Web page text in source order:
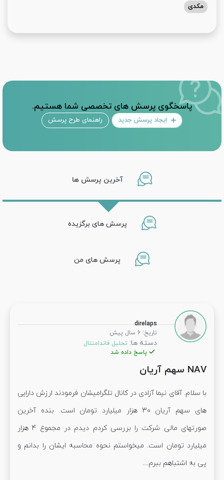
مکدی
پاسخگوی پرسش های تخصصی شما هستیم.
ایجاد پرسش جدید راهنمای طرح پرسش
آخرین پرسش ها
پرسش های برگزیده
پرسش های من
direlaps
تاریخ: 6 سال پیش
دسته ها: تحلیل فاندامنتال
پاسخ داده شد
NAV سهم آریان
با سلام. آقای نیما آزادی در کانال تلگرامیشان فرمودند ارزش دارایی
های سهم آریان 30 هزار میلیارد تومان است. بنده آخرین
صورتهای مالی شرکت را بررسی کردم دیدم در مجموع 4 هزار
میلیارد تومان است. میخواستم نحوه محاسبه ایشان را بدانم و
پی به اشتباهم ببرم....